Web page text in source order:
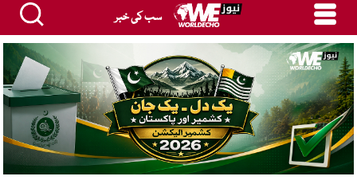
سب کی خبر